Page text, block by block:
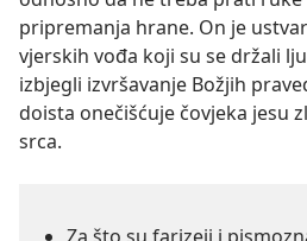
pripremanja hrane. On je
vjerskih vođa koji su se držali
izbjegli izvršavanje Božjih
doista onečišćuje čovjeka jesu
srca.